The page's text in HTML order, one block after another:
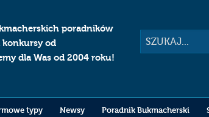
poradników
konkursy od
dla Was od 2004 roku!
Szukaj
typy Newsy Poradnik Bukmacherski